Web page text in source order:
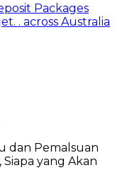
Packages
. across Australia